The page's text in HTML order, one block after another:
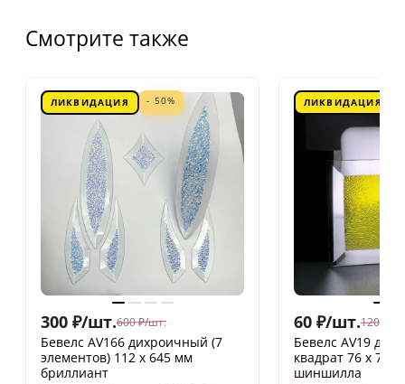
Смотрите также
ЛИКВИДАЦИЯ - 50%
300 ₽/шт.600 ₽/шт.
Бевелс AV166 дихроичный (7
элементов) 112 х 645 мм
бриллиант
ЛИКВИДАЦИЯ
60 ₽/шт.120
Бевелс AV19
квадрат 76 х 76
шиншилла